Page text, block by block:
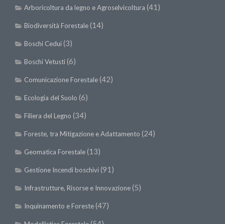
Call for Proposals
Comunicati
Congressi
Convegni
Corsi di Aggiornamento
Corsi di Specializzazione
Giornate di Studio
Pagina Congressi
Arboricoltura da legno e Agroselvicoltura (41)
Biodiversità Forestale(14)
Boschi Cedui(3)
Boschi Vetusti(6)
Comunicazione Forestale(42)
Ecologia del Suolo (6)
Filiera del Legno (34)
Foreste, tra Mitigazione e Adattamento (24)
Geomatica Forestale(13)
Gestione Incendi boschivi(91)
Infrastrutture, Risorse e Innovazione(5)
Inquinamento e Foreste(47)